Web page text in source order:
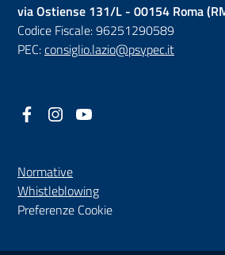
via Ostiense 131/L - 00154 Roma
Codice Fiscale: 96251290589
PEC:consiglio.lazio@psypec.it
Facebook
(nuova scheda - new tab)
Instagram
(nuova scheda - new tab)
Normative
Whistleblowing(nuova scheda - new tab)
Preferenze Cookie